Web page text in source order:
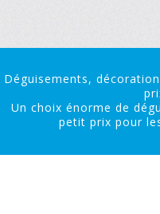
Déguisements,
Un choix énorme de
petit prix pour